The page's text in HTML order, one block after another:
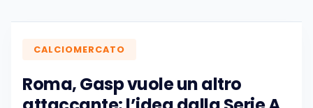
CALCIOMERCATO
Roma, Gasp vuole un altro